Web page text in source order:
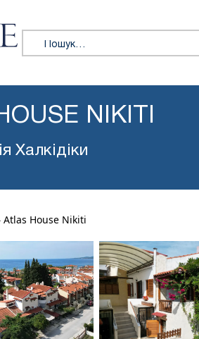
Пошук:
NIKITI
Халкідіки
Atlas House Nikiti